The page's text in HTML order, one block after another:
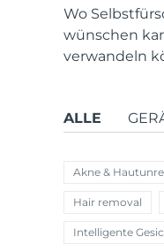
Wo
wünschen
verwandeln
ALLE
Akne &
Hair removal
Intelligente
FAQ™ Dual LED
Sonderangebote